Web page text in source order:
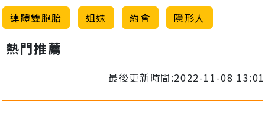
連體雙胞胎 姐妹 約會 隱形人
熱門推薦
最後更新時間:2022-11-08 13:01